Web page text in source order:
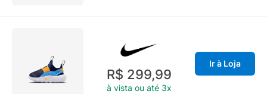
R$ 299,99
à vista ou até 3x
Ir à Loja